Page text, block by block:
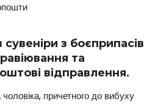
з боєприпасів
та
відправлення.
причетного до вибуху